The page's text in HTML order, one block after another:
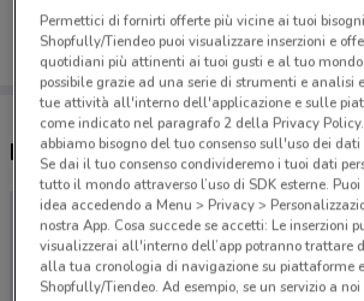
SCARICA
Negozi Just a Catania
Permettici di fornirti offerte più vicine ai tuoi
Shopfully/Tiendeo puoi visualizzare inserzioni e
quotidiani più attinenti ai tuoi gusti e al tuo
possibile grazie ad una serie di strumenti e analisi
tue attività all'interno dell'applicazione e sulle
come indicato nel paragrafo 2 della Privacy
abbiamo bisogno del tuo consenso sull'uso dei
Se dai il tuo consenso condivideremo i tuoi dati
tutto il mondo attraverso l’uso di SDK esterne.
idea accedendo a Menu > Privacy >
nostra App. Cosa succede se accetti: Le inserzioni
visualizzerai all'interno dell’app potranno trattare
alla tua cronologia di navigazione su piattaforme
Shopfully/Tiendeo. Ad esempio, se un servizio a